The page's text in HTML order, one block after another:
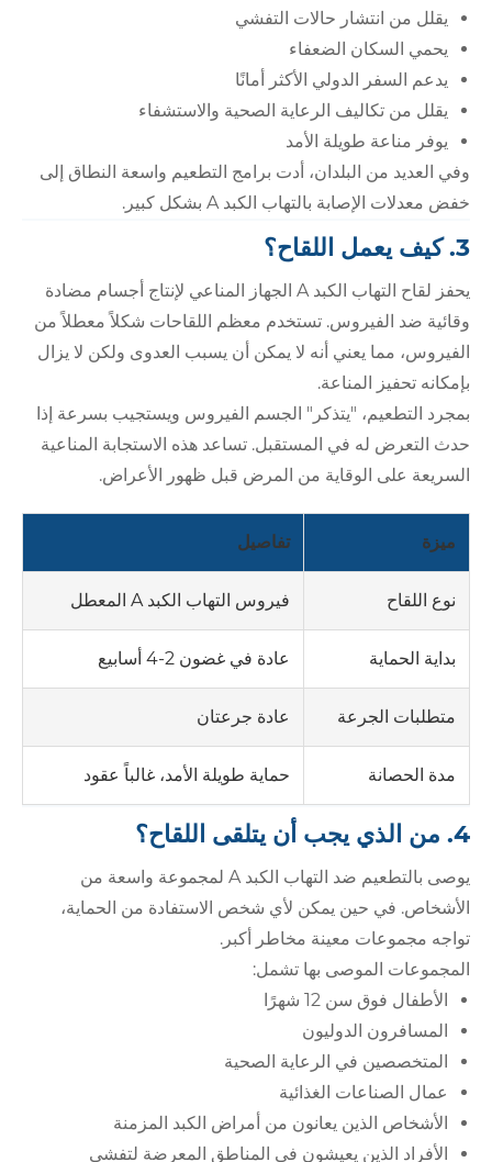
يقلل من انتشار حالات التفشي
يحمي السكان الضعفاء
يدعم السفر الدولي الأكثر أمانًا
يقلل من تكاليف الرعاية الصحية والاستشفاء
يوفر مناعة طويلة الأمد
وفي العديد من البلدان، أدت برامج التطعيم واسعة النطاق إلى
خفض معدلات الإصابة بالتهاب الكبد A بشكل كبير.
3. كيف يعمل اللقاح؟
يحفز لقاح التهاب الكبد A الجهاز المناعي لإنتاج أجسام مضادة
وقائية ضد الفيروس. تستخدم معظم اللقاحات شكلاً معطلاً من
الفيروس، مما يعني أنه لا يمكن أن يسبب العدوى ولكن لا يزال
بإمكانه تحفيز المناعة.
بمجرد التطعيم، "يتذكر" الجسم الفيروس ويستجيب بسرعة إذا
حدث التعرض له في المستقبل. تساعد هذه الاستجابة المناعية
السريعة على الوقاية من المرض قبل ظهور الأعراض.
ميزة تفاصيل
نوع اللقاح فيروس التهاب الكبد A المعطل
بداية الحماية عادة في غضون 2-4 أسابيع
متطلبات الجرعة عادة جرعتان
مدة الحصانة حماية طويلة الأمد، غالباً عقود
4. من الذي يجب أن يتلقى اللقاح؟
يوصى بالتطعيم ضد التهاب الكبد A لمجموعة واسعة من
الأشخاص. في حين يمكن لأي شخص الاستفادة من الحماية،
تواجه مجموعات معينة مخاطر أكبر.
المجموعات الموصى بها تشمل:
الأطفال فوق سن 12 شهرًا
المسافرون الدوليون
المتخصصين في الرعاية الصحية
عمال الصناعات الغذائية
الأشخاص الذين يعانون من أمراض الكبد المزمنة
الأفراد الذين يعيشون في المناطق المعرضة لتفشي